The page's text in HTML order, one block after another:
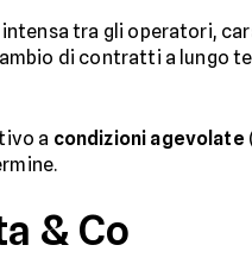
tra gli operatori,
di contratti a lungo
a condizioni agevolate
& Co